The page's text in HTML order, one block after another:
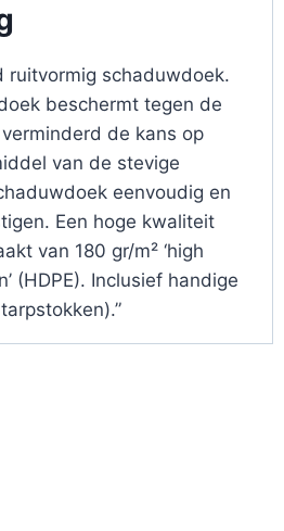
ruitvormig schaduwdoek.
beschermt tegen de
de kans op
van de stevige
eenvoudig en
Een hoge kwaliteit
van 180 gr/m² ‘high
(HDPE). Inclusief handige